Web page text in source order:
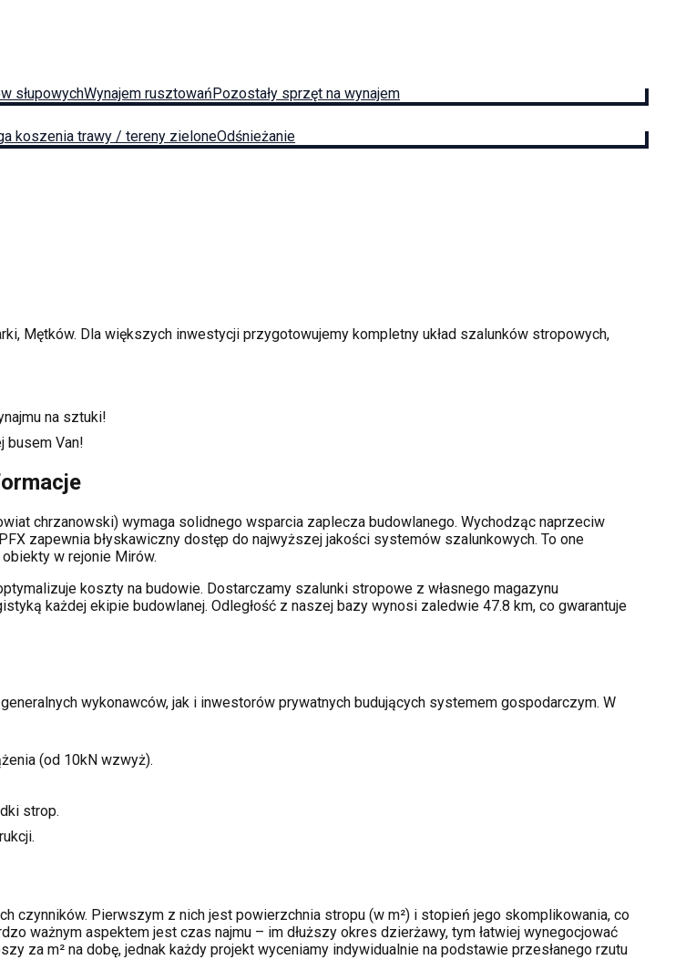
słupowychWynajem rusztowańPozostały sprzęt na wynajem
koszenia trawy / tereny zieloneOdśnieżanie
Mętków. Dla większych inwestycji przygotowujemy kompletny układ szalunków stropowych,
na sztuki!
busem Van!
chrzanowski) wymaga solidnego wsparcia zaplecza budowlanego. Wychodząc naprzeciw
zapewnia błyskawiczny dostęp do najwyższej jakości systemów szalunkowych. To one
w rejonie Mirów.
koszty na budowie. Dostarczamy szalunki stropowe z własnego magazynu
każdej ekipie budowlanej. Odległość z naszej bazy wynosi zaledwie 47.8 km, co gwarantuje
wykonawców, jak i inwestorów prywatnych budujących systemem gospodarczym. W
(od 10kN wzwyż).
strop.
czynników. Pierwszym z nich jest powierzchnia stropu (w m²) i stopień jego skomplikowania, co
ważnym aspektem jest czas najmu – im dłuższy okres dzierżawy, tym łatwiej wynegocjować
za m² na dobę, jednak każdy projekt wyceniamy indywidualnie na podstawie przesłanego rzutu